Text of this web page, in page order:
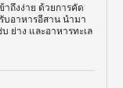
ถึงง่าย ด้วยการคัด
บอาหารอีสาน นำมา
ย่าง และอาหารทะเล